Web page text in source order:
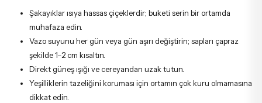
Şakayıklar ısıya hassas çiçeklerdir; buketi serin bir ortamda
muhafaza edin.
Vazo suyunu her gün veya gün aşırı değiştirin; sapları çapraz
şekilde 1–2 cm kısaltın.
Direkt güneş ışığı ve cereyandan uzak tutun.
Yeşilliklerin tazeliğini koruması için ortamın çok kuru olmamasına
dikkat edin.